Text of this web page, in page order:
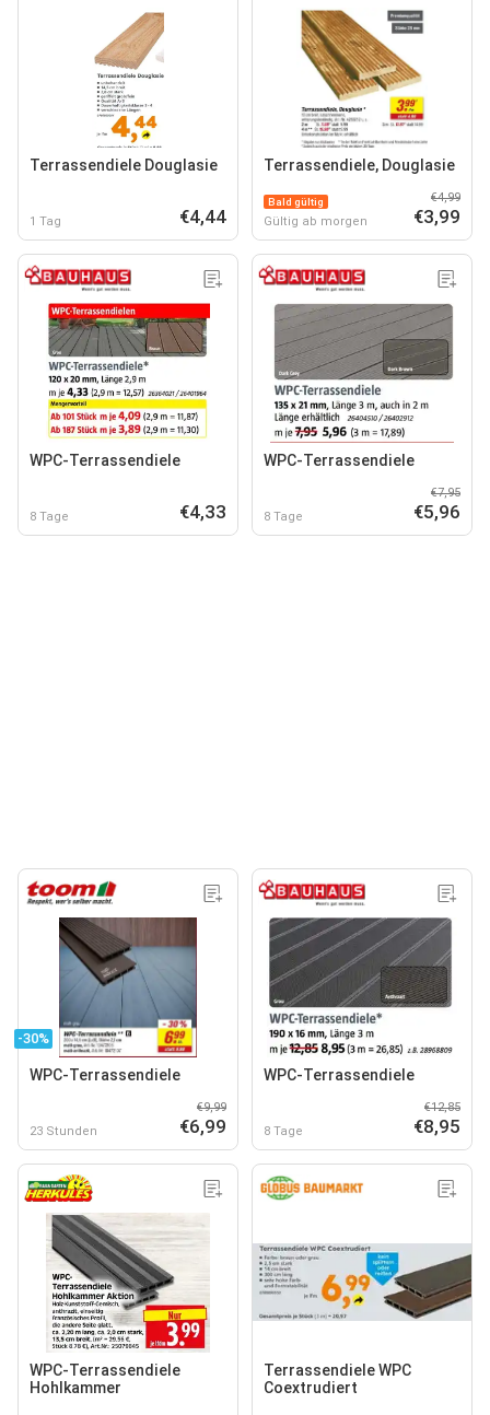
Terrassendiele Douglasie
1 Tag €4,44
Terrassendiele, Douglasie
Bald gültig
Gültig ab morgen
€4,99
€3,99
WPC-Terrassendiele
8 Tage €4,33
WPC-Terrassendiele
8 Tage
€7,95
€5,96
-30%
WPC-Terrassendiele
23 Stunden
€9,99
€6,99
WPC-Terrassendiele
8 Tage
€12,85
€8,95
WPC-Terrassendiele
Hohlkammer
Terrassendiele WPC
Coextrudiert